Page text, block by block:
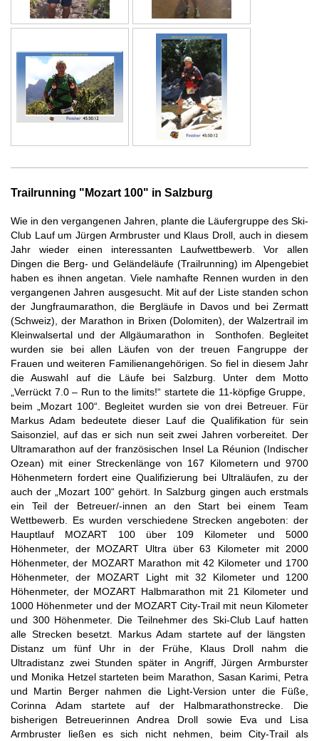
Trailrunning "Mozart 100" in Salzburg
Wie in den vergangenen Jahren, plante die Läufergruppe des Ski-
Club Lauf um Jürgen Armbruster und Klaus Droll, auch in diesem
Jahr wieder einen interessanten Laufwettbewerb. Vor allen
Dingen die Berg- und Geländeläufe (Trailrunning) im Alpengebiet
haben es ihnen angetan. Viele namhafte Rennen wurden in den
vergangenen Jahren ausgesucht. Mit auf der Liste standen schon
der Jungfraumarathon, die Bergläufe in Davos und bei Zermatt
(Schweiz), der Marathon in Brixen (Dolomiten), der Walzertrail im
Kleinwalsertal und der Allgäumarathon in Sonthofen. Begleitet
wurden sie bei allen Läufen von der treuen Fangruppe der
Frauen und weiteren Familienangehörigen. So fiel in diesem Jahr
die Auswahl auf die Läufe bei Salzburg. Unter dem Motto
„Verrückt 7.0 – Run to the limits!“ startete die 11-köpfige Gruppe,
beim „Mozart 100“. Begleitet wurden sie von drei Betreuer. Für
Markus Adam bedeutete dieser Lauf die Qualifikation für sein
Saisonziel, auf das er sich nun seit zwei Jahren vorbereitet. Der
Ultramarathon auf der französischen Insel La Réunion (Indischer
Ozean) mit einer Streckenlänge von 167 Kilometern und 9700
Höhenmetern fordert eine Qualifizierung bei Ultraläufen, zu der
auch der „Mozart 100“ gehört. In Salzburg gingen auch erstmals
ein Teil der Betreuer/-innen an den Start bei einem Team
Wettbewerb. Es wurden verschiedene Strecken angeboten: der
Hauptlauf MOZART 100 über 109 Kilometer und 5000
Höhenmeter, der MOZART Ultra über 63 Kilometer mit 2000
Höhenmeter, der MOZART Marathon mit 42 Kilometer und 1700
Höhenmeter, der MOZART Light mit 32 Kilometer und 1200
Höhenmeter, der MOZART Halbmarathon mit 21 Kilometer und
1000 Höhenmeter und der MOZART City-Trail mit neun Kilometer
und 300 Höhenmeter. Die Teilnehmer des Ski-Club Lauf hatten
alle Strecken besetzt. Markus Adam startete auf der längsten
Distanz um fünf Uhr in der Frühe, Klaus Droll nahm die
Ultradistanz zwei Stunden später in Angriff, Jürgen Armburster
und Monika Hetzel starteten beim Marathon, Sasan Karimi, Petra
und Martin Berger nahmen die Light-Version unter die Füße,
Corinna Adam startete auf der Halbmarathonstrecke. Die
bisherigen Betreuerinnen Andrea Droll sowie Eva und Lisa
Armbruster ließen es sich nicht nehmen, beim City-Trail als